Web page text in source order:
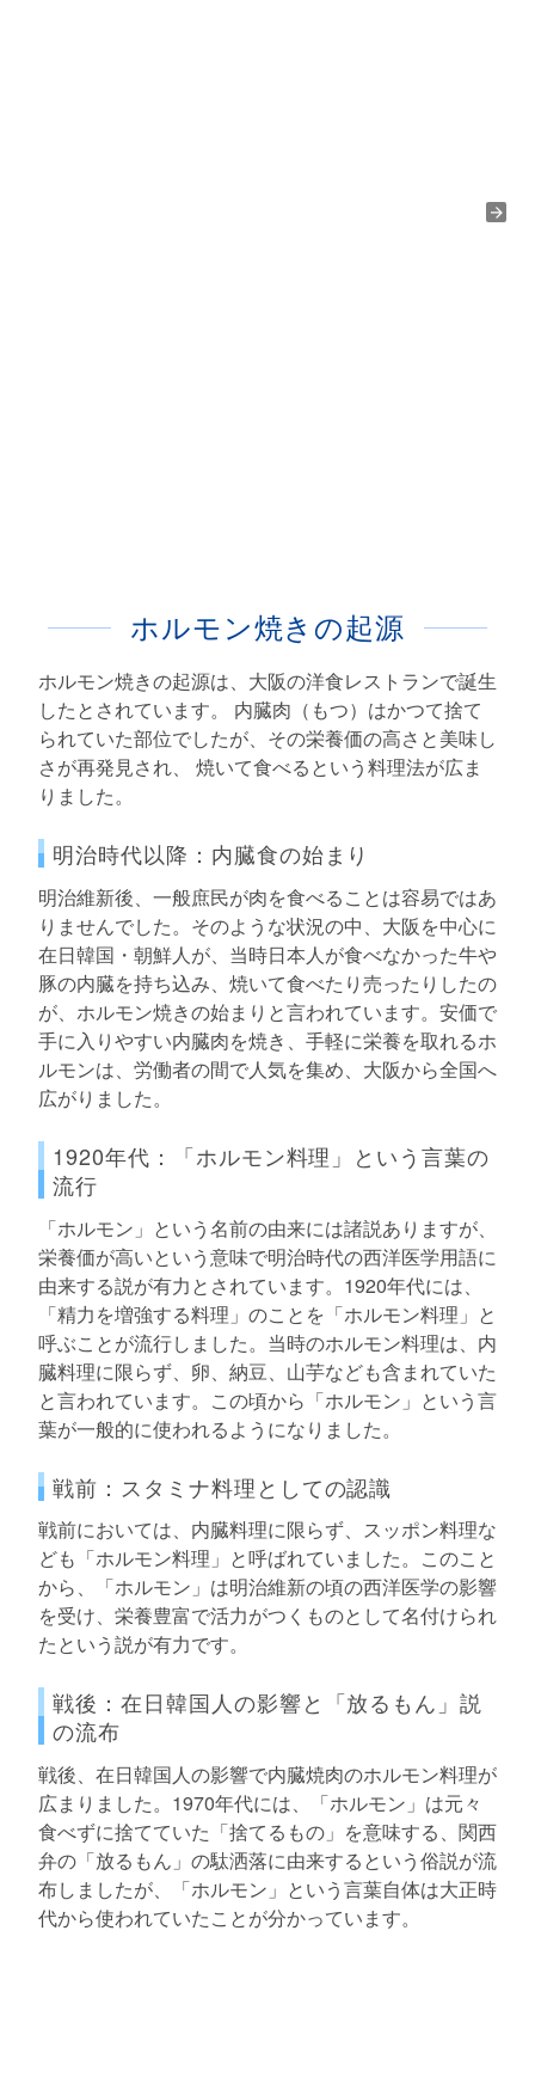
ホルモン焼きの起源
ホルモン焼きの起源は、大阪の洋食レストランで誕生
したとされています。 内臓肉（もつ）はかつて捨て
られていた部位でしたが、その栄養価の高さと美味し
さが再発見され、 焼いて食べるという料理法が広ま
りました。
明治時代以降：内臓食の始まり
明治維新後、一般庶民が肉を食べることは容易ではあ
りませんでした。そのような状況の中、大阪を中心に
在日韓国・朝鮮人が、当時日本人が食べなかった牛や
豚の内臓を持ち込み、焼いて食べたり売ったりしたの
が、ホルモン焼きの始まりと言われています。安価で
手に入りやすい内臓肉を焼き、手軽に栄養を取れるホ
ルモンは、労働者の間で人気を集め、大阪から全国へ
広がりました。
1920年代：「ホルモン料理」という言葉の
流行
「ホルモン」という名前の由来には諸説ありますが、
栄養価が高いという意味で明治時代の西洋医学用語に
由来する説が有力とされています。1920年代には、
「精力を増強する料理」のことを「ホルモン料理」と
呼ぶことが流行しました。当時のホルモン料理は、内
臓料理に限らず、卵、納豆、山芋なども含まれていた
と言われています。この頃から「ホルモン」という言
葉が一般的に使われるようになりました。
戦前：スタミナ料理としての認識
戦前においては、内臓料理に限らず、スッポン料理な
ども「ホルモン料理」と呼ばれていました。このこと
から、「ホルモン」は明治維新の頃の西洋医学の影響
を受け、栄養豊富で活力がつくものとして名付けられ
たという説が有力です。
戦後：在日韓国人の影響と「放るもん」説
の流布
戦後、在日韓国人の影響で内臓焼肉のホルモン料理が
広まりました。1970年代には、「ホルモン」は元々
食べずに捨てていた「捨てるもの」を意味する、関西
弁の「放るもん」の駄洒落に由来するという俗説が流
布しましたが、「ホルモン」という言葉自体は大正時
代から使われていたことが分かっています。